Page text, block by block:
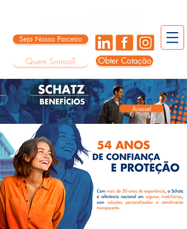
Seja Nosso Parceiro
Quem Somos? Obter Cotação
Acesse!